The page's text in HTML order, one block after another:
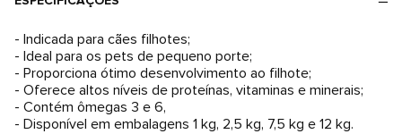
- Indicada para cães filhotes;
- Ideal para os pets de pequeno porte;
- Proporciona ótimo desenvolvimento ao filhote;
- Oferece altos níveis de proteínas, vitaminas e minerais;
- Contém ômegas 3 e 6,
- Disponível em embalagens 1 kg, 2,5 kg, 7,5 kg e 12 kg.